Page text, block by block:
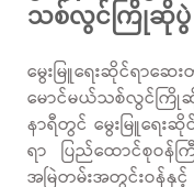
သစ်လွင်ကြိုဆိုပွဲ
မွေးမြူရေးဆိုင်ရာဆ
မောင်မယ်သစ်လွင်ကြို
နာရီတွင် မွေးမြူရေး
ရာ ပြည်ထောင်စုဝန်ကြီ
အမြဲတမ်းအတွင်းဝန်နှင့် ညွ